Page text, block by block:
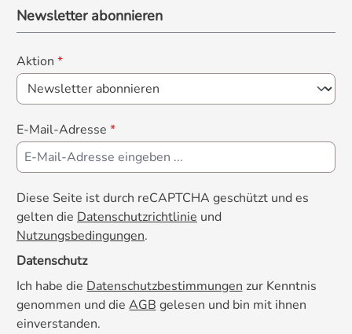
CaniMove hypoallergen kann mit allen
CaniMove-Produkten ausgezeichnet
und Süßkartoffeln als hypoallergene
Kohlenhydratquellen ➣ Geflügel aus
Deutschland ohne Belastungen und
Schwermetalle ➣ Reich an Omega-3-
Fettsäuren, Verhältnis zu Omega-3 zu
Omega-6 1:1,2 ➣ pro kg mindestens 3.800
entwickelt und hergestellt in Deutschland.
➣ Gluten-frei, frei von Gentechnik sowie
Zuckerzusätzen und Aromastoffen.
Newsletter abonnieren
Aktion *
E-Mail-Adresse *
Diese Seite ist durch reCAPTCHA geschützt und es
gelten die Datenschutzrichtlinie und
Nutzungsbedingungen.
Datenschutz
Ich habe die Datenschutzbestimmungen zur Kenntnis
genommen und die AGB gelesen und bin mit ihnen
einverstanden.